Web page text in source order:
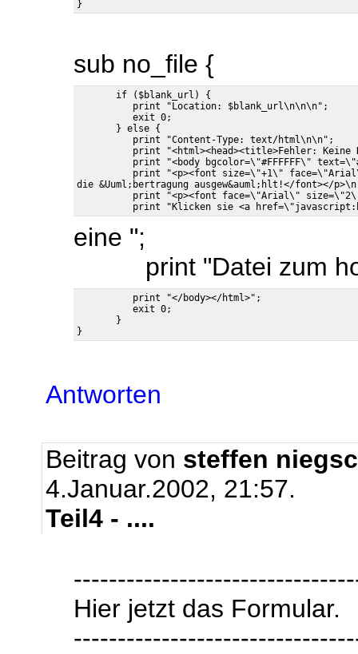
sub no_file {
if ($blank_url) {
print "Location: $blank_url\n\n\n";
exit 0;
} else {
print "Content-Type: text/html\n\n";
print "<html><head><title>Fehler: Keine
print "<body bgcolor=\"#FFFFFF\"
print "<p><font size=\"+1\"
die &Uuml;bertragung ausgew&auml;hlt!</font></
print "<p><font face=\"Arial\"
eine ";
print "Datei zum
print "</body></html>";
exit 0;
}
Antworten
Beitrag von steffen
4.Januar.2002, 21:57.
Teil4 - ....
Hier jetzt das Formular.